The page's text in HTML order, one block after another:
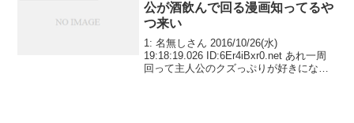
公が酒飲んで回る漫画知ってるや
つ来い
1: 名無しさん 2016/10/26(水)
19:18:19.026 ID:6Er4iBxr0.net あれ一周
回って主人公のクズっぷりが好きになら